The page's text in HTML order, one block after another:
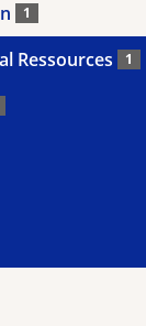
1
Ressources 1